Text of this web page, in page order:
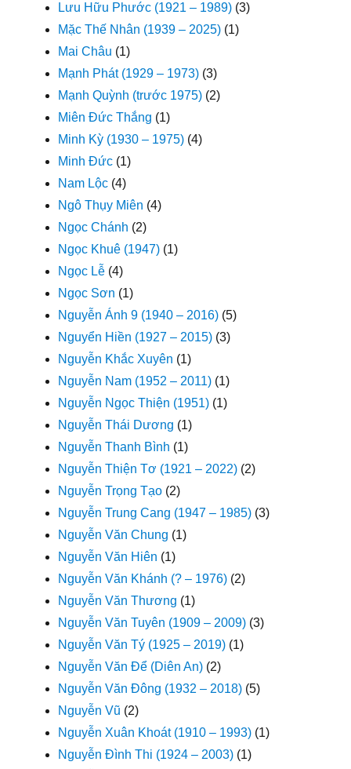
Lưu Hữu Phước (1921 – 1989) (3)
Mặc Thế Nhân (1939 – 2025) (1)
Mai Châu (1)
Mạnh Phát (1929 – 1973) (3)
Mạnh Quỳnh (trước 1975) (2)
Miên Đức Thắng (1)
Minh Kỳ (1930 – 1975) (4)
Minh Đức (1)
Nam Lộc (4)
Ngô Thụy Miên (4)
Ngọc Chánh (2)
Ngọc Khuê (1947) (1)
Ngọc Lễ (4)
Ngọc Sơn (1)
Nguyễn Ánh 9 (1940 – 2016) (5)
Nguyển Hiền (1927 – 2015) (3)
Nguyễn Khắc Xuyên (1)
Nguyễn Nam (1952 – 2011) (1)
Nguyễn Ngọc Thiện (1951) (1)
Nguyễn Thái Dương (1)
Nguyễn Thanh Bình (1)
Nguyễn Thiện Tơ (1921 – 2022) (2)
Nguyễn Trọng Tạo (2)
Nguyễn Trung Cang (1947 – 1985) (3)
Nguyễn Văn Chung (1)
Nguyễn Văn Hiên (1)
Nguyễn Văn Khánh (? – 1976) (2)
Nguyễn Văn Thương (1)
Nguyễn Văn Tuyên (1909 – 2009) (3)
Nguyễn Văn Tý (1925 – 2019) (1)
Nguyễn Văn Để (Diên An) (2)
Nguyễn Văn Đông (1932 – 2018) (5)
Nguyễn Vũ (2)
Nguyễn Xuân Khoát (1910 – 1993) (1)
Nguyễn Đình Thi (1924 – 2003) (1)